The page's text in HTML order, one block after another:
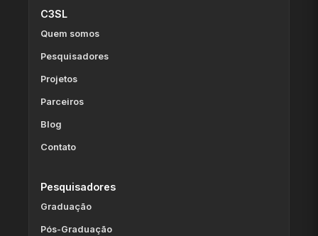
C3SL
Quem somos
Pesquisadores
Projetos
Parceiros
Blog
Contato
Pesquisadores
Graduação
Pós-Graduação